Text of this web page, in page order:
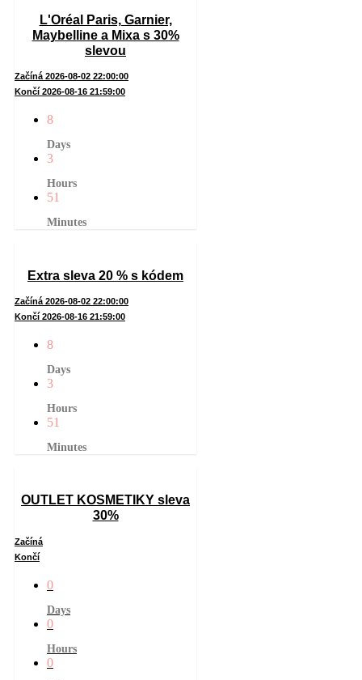
L'Oréal Paris, Garnier,
Maybelline a Mixa s 30%
slevou
Začíná 2026-08-02 22:00:00
Končí 2026-08-16 21:59:00
8
Days
3
Hours
51
Minutes
Extra sleva 20 % s kódem
Začíná 2026-08-02 22:00:00
Končí 2026-08-16 21:59:00
8
Days
3
Hours
51
Minutes
OUTLET KOSMETIKY sleva
30%
Začíná
Končí
0
Days
0
Hours
0